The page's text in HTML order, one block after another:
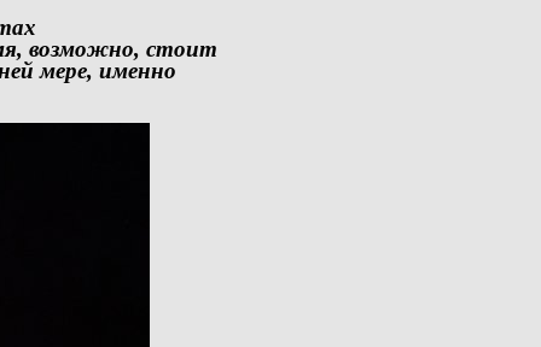
возможно, стоит
мере, именно